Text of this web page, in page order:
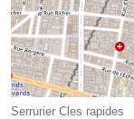
Serrurier Cles rapides